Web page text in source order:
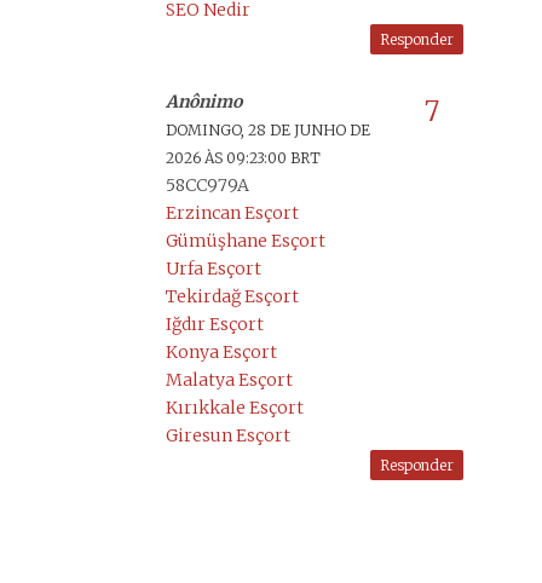
SEO Nedir
Responder
Anônimo
DOMINGO, 28 DE JUNHO DE
2026 ÀS 09:23:00 BRT
58CC979A
Erzincan Esçort
Gümüşhane Esçort
Urfa Esçort
Tekirdağ Esçort
Iğdır Esçort
Konya Esçort
Malatya Esçort
Kırıkkale Esçort
Giresun Esçort
Responder